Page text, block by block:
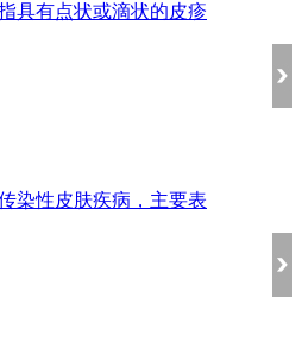
具有点状或滴状的皮疹
染性皮肤疾病，主要表